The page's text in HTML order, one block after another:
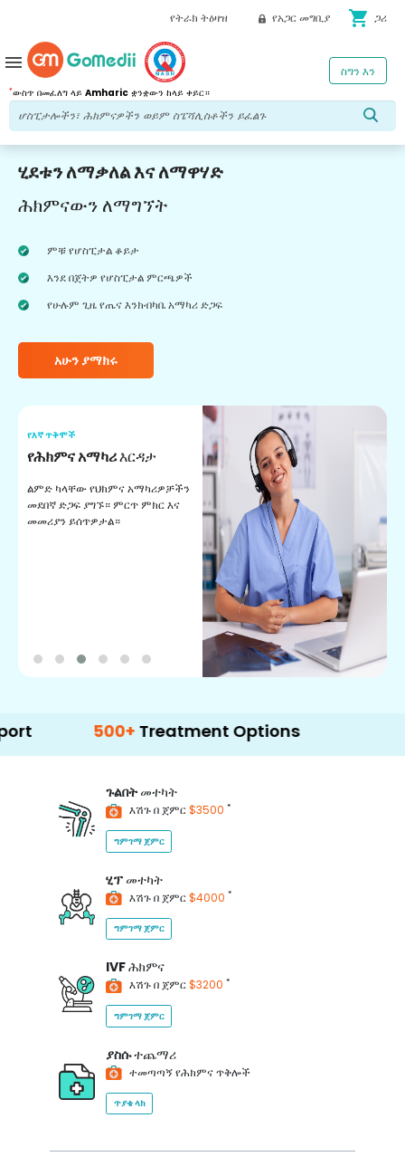
የትራክ ትዕዛዝ የአጋር መግቢያ shopping_cart ጋሪ
*ውስጥ በመፈለግ ላይ Amharic ቋንቋውን ከላይ ቀይር።
ስግን እን
menu
ሂደቱን ለማቃለል እና ለማዋሃድ
ሕክምናውን ለማግኘት
ምቹ የሆስፒታል ቆይታ
እንደ በጀትዎ የሆስፒታል ምርጫዎች
የሁሉም ጊዜ የጤና እንክብካቤ አማካሪ ድጋፍ
አሁን ያማክሩ
የእኛ ጥቅሞች
የሕክምና አማካሪእርዳታ
ልምድ ካላቸው የህክምና አማካሪዎቻችን
መደበኛ ድጋፍ ያግኙ። ምርጥ ምክር እና
መመሪያን ይሰጥዎታል።
500+ Treatment Options
ጉልበትመተካት
እሽጉ በ ጀምር$3500 *
ግምገማ ጀምር
ሂፕመተካት
እሽጉ በ ጀምር$4000 *
ግምገማ ጀምር
IVFሕክምና
እሽጉ በ ጀምር$3200 *
ግምገማ ጀምር
ያስሱተጨማሪ
ተመጣጣኝ የሕክምና ጥቅሎች
ጥያቄ ላክ